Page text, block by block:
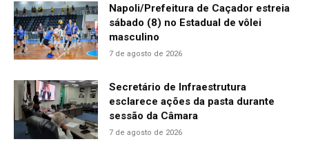
Napoli/Prefeitura de Caçador estreia
sábado (8) no Estadual de vôlei
masculino
7 de agosto de 2026
Secretário de Infraestrutura
esclarece ações da pasta durante
sessão da Câmara
7 de agosto de 2026